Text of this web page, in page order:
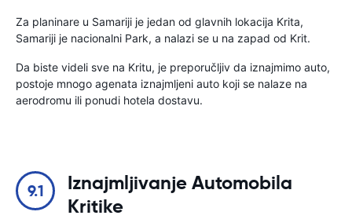
Za planinare u Samariji je jedan od glavnih lokacija Krita,
Samariji je nacionalni Park, a nalazi se u na zapad od Krit.
Da biste videli sve na Kritu, je preporučljiv da iznajmimo auto,
postoje mnogo agenata iznajmljeni auto koji se nalaze na
aerodromu ili ponudi hotela dostavu.
9.1
Iznajmljivanje Automobila
Kritike